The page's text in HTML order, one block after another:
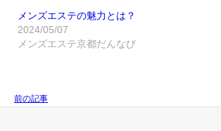
メンズエステの魅力とは？
2024/05/07
メンズエステ京都だんなび
前の記事